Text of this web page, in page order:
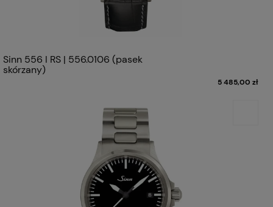
Sinn 556 I RS | 556.0106 (pasek
skórzany)
5 485,00 zł